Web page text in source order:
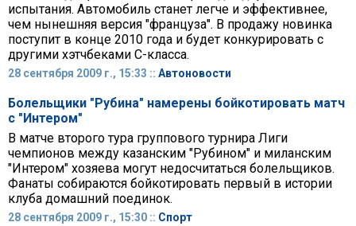
испытания. Автомобиль станет легче и эффективнее,
чем нынешняя версия "француза". В продажу новинка
поступит в конце 2010 года и будет конкурировать с
другими хэтчбеками С-класса.
28 сентября 2009 г., 15:33 :: Автоновости
Болельщики "Рубина" намерены бойкотировать матч
с "Интером"
В матче второго тура группового турнира Лиги
чемпионов между казанским "Рубином" и миланским
"Интером" хозяева могут недосчитаться болельщиков.
Фанаты собираются бойкотировать первый в истории
клуба домашний поединок.
28 сентября 2009 г., 15:30 :: Спорт